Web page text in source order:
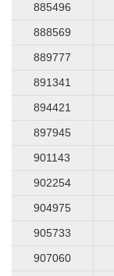
885496
888569
889777
891341
894421
897945
901143
902254
904975
905733
907060